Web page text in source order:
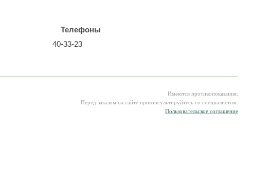
Телефоны
40-33-23
Имеются противопоказания.
Перед заказом на сайте проконсультируйтесь со специалистом.
Пользовательское соглашение